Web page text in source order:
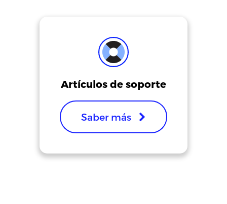
Artículos de soporte
Saber más